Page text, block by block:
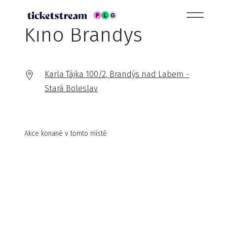
Kino Brandýs
Karla Tájka 100/2, Brandýs nad Labem -
Stará Boleslav
Akce konané v tomto místě